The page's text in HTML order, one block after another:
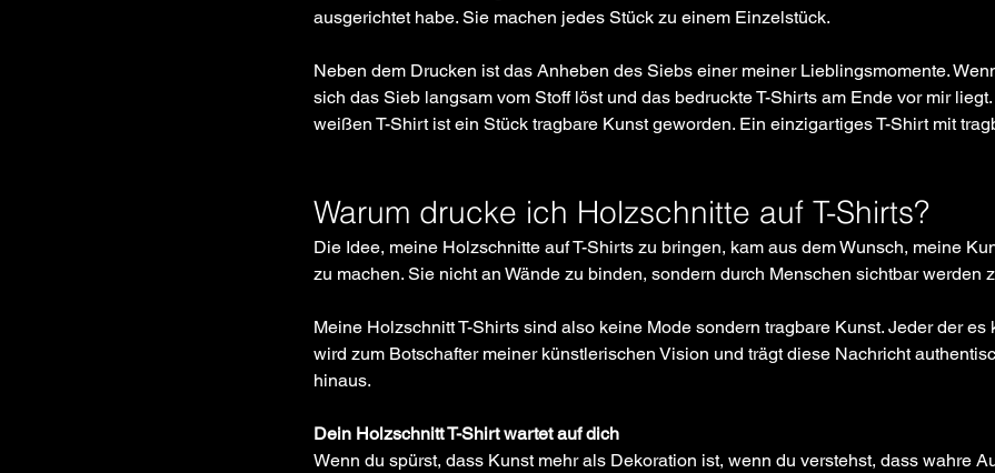
ausgerichtet habe. Sie machen jedes Stück zu einem Einzelstück.
Neben dem Drucken ist das Anheben des Siebs einer meiner Lieblingsmomente.
sich das Sieb langsam vom Stoff löst und das bedruckte T-Shirts am Ende vor mir
weißen T-Shirt ist ein Stück tragbare Kunst geworden. Ein einzigartiges T-Shirt mit
Warum drucke ich Holzschnitte auf T-Shirts?
Die Idee, meine Holzschnitte auf T-Shirts zu bringen, kam aus dem Wunsch, meine
zu machen. Sie nicht an Wände zu binden, sondern durch Menschen sichtbar werden
Meine Holzschnitt T-Shirts sind also keine Mode sondern tragbare Kunst. Jeder der es
wird zum Botschafter meiner künstlerischen Vision und trägt diese Nachricht
hinaus.
Dein Holzschnitt T-Shirt wartet auf dich
Wenn du spürst, dass Kunst mehr als Dekoration ist, wenn du verstehst, dass wahre